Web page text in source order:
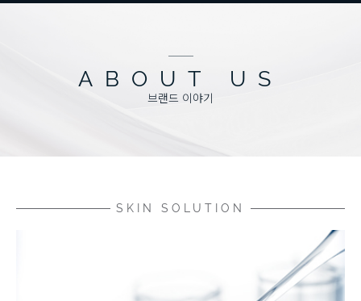
ABOUT US
브랜드 이야기
SKIN SOLUTION